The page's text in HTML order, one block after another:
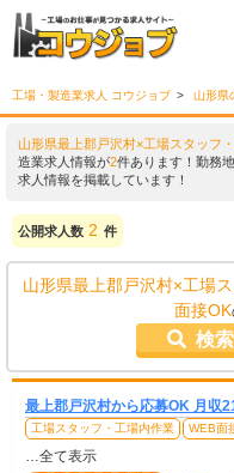
工場・製造業求人 コウジョブ 山形県
山形県最上郡戸沢村×工場スタッフ
造業求人情報が2件あります！勤務
求人情報を掲載しています！
公開求人数 2 件
山形県最上郡戸沢村×工場
面接OK
検
最上郡戸沢村から応募OK 月収
工場スタッフ・工場内作業 WEB面
…全て表示